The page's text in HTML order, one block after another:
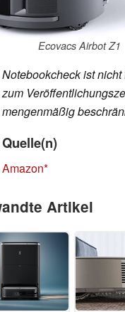
Ecovacs Airbot Z1
Notebookcheck ist
zum
mengenmäßig
Quelle(n)
Amazon
Artikel